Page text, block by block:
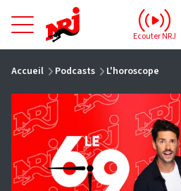
NRJ - Accueil
Ecouter NRJ
Accueil Podcasts L'horoscope